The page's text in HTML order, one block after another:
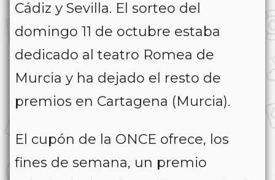
Cádiz y Sevilla. El sorteo del
domingo 11 de octubre estaba
dedicado al teatro Romea de
Murcia y ha dejado el resto de
premios en Cartagena (Murcia).
El cupón de la ONCE ofrece, los
fines de semana, un premio